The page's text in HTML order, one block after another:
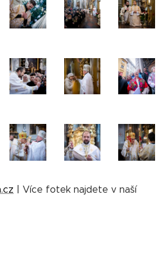
| Více fotek najdete v naší